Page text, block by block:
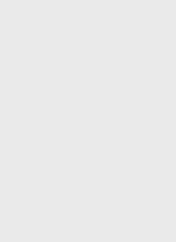
است/ کالا برگ قطعا
است
فساد و اختلاس اموال